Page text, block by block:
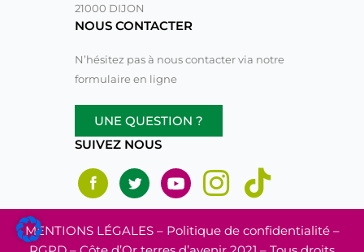
21000 DIJON
NOUS CONTACTER
N’hésitez pas à nous contacter via notre
formulaire en ligne
UNE QUESTION ?
SUIVEZ NOUS
MENTIONS LÉGALES– Politique de confidentialité –